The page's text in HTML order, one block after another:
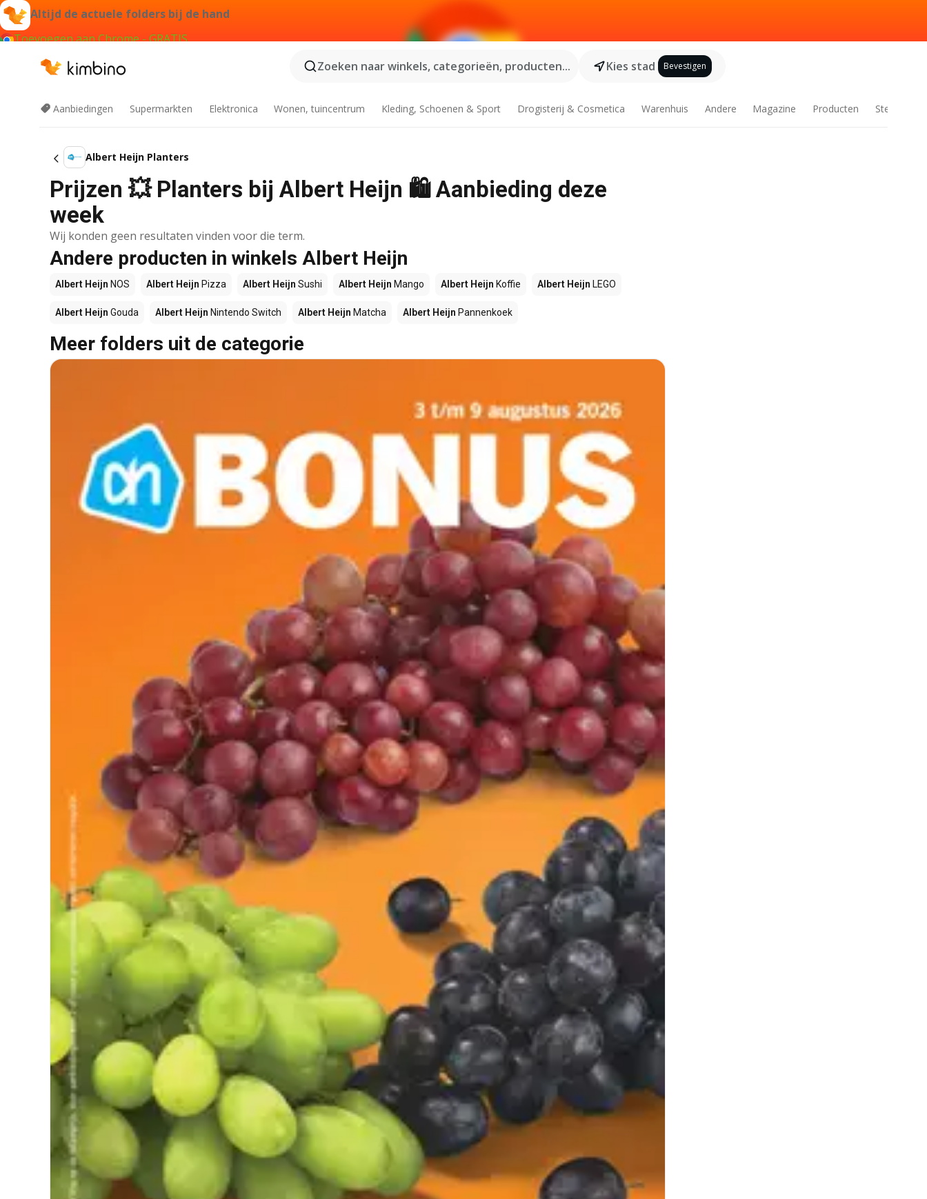
Altijd de actuele folders bij de hand
Toevoegen aan Chrome - GRATIS
Zoeken naar winkels, categorieën, producten...
Kies stad Bevestigen
Aanbiedingen Supermarkten Elektronica Wonen, tuincentrum Kleding, Schoenen & Sport Drogisterij & Cosmetica Warenhuis Andere Magazine Producten Steden
Albert Heijn Planters
Prijzen 💥 Planters bij Albert Heijn 🛍️ Aanbieding deze
week
Wij konden geen resultaten vinden voor die term.
Andere producten in winkels Albert Heijn
Albert Heijn NOS Albert Heijn Pizza Albert Heijn Sushi Albert Heijn Mango Albert Heijn Koffie Albert Heijn LEGO
Albert Heijn Gouda Albert Heijn Nintendo Switch Albert Heijn Matcha Albert Heijn Pannenkoek
Meer folders uit de categorie